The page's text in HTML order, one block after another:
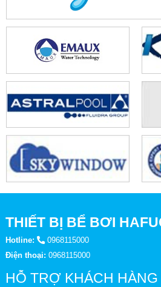
THIẾT BỊ BỂ BƠI
Hotline:
0968115000
Điện thoại: 0968115000
HỖ TRỢ KHÁCH HÀNG